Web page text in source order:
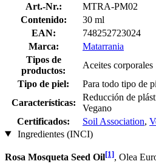
Art.-Nr.:
MTRA-PM02
Contenido:
30 ml
EAN:
748252723024
Marca:
Matarrania
Tipos de
productos:
Aceites corporales
Tipo de piel:
Para todo tipo de
Características:
Reducción de
Vegano
Certificados:
Soil Association,
Ingredientes (INCI)
Rosa Mosqueta Seed Oil[1], Olea